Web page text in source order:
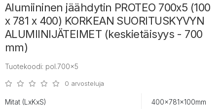
Alumiininen jäähdytin PROTEO 700x5 (100
x 781 x 400) KORKEAN SUORITUSKYVYN
ALUMIINIJÄTEIMET (keskietäisyys - 700
mm)
Tuotekoodi: pol.700x5
0 arvosteluja
Mitat (LxKxS) 400x781x100mm